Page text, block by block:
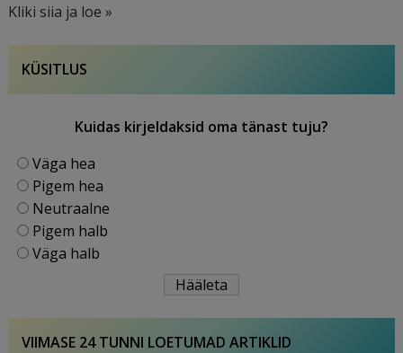
Kliki siia ja loe »
KÜSITLUS
Kuidas kirjeldaksid oma tänast tuju?
Väga hea
Pigem hea
Neutraalne
Pigem halb
Väga halb
VIIMASE 24 TUNNI LOETUMAD ARTIKLID